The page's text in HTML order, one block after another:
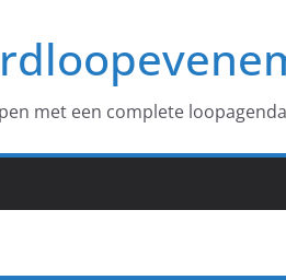
met een complete